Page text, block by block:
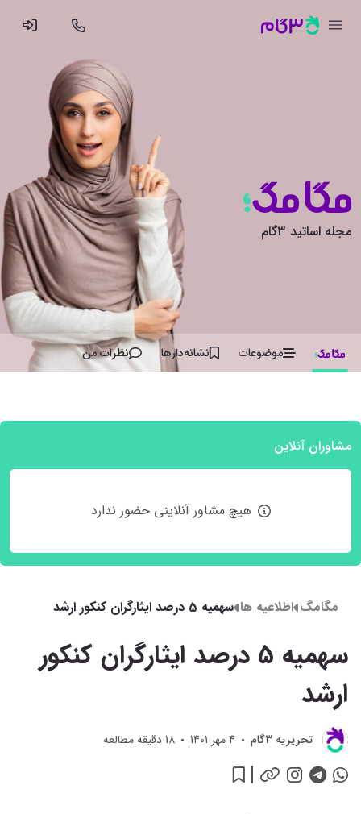
مجله اساتید 3گام
موضوعات نشانه‌دار‌ها نظرات من
مشاوران آنلاین
هیچ مشاور آنلاینی حضور ندارد
مگامگ اطلاعیه ها سهمیه 5 درصد ایثارگران کنکور ارشد
سهمیه 5 درصد ایثارگران کنکور
ارشد
تحريريه 3گام 4 مهر 1401 18دقیقه مطالعه